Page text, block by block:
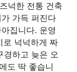
넉한 전통 건축
가득 퍼진다
집니다. 운영
로 넉넉하게 짜
경하고 늦은 오
도 딱 좋습니